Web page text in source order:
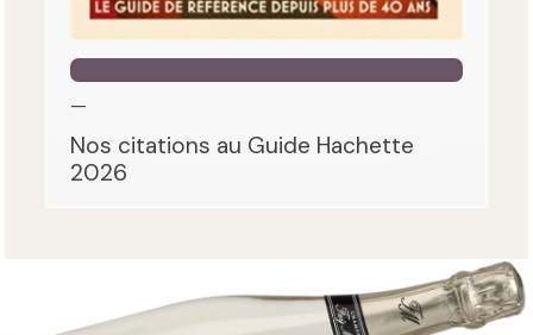
—
Nos citations au Guide Hachette
2026